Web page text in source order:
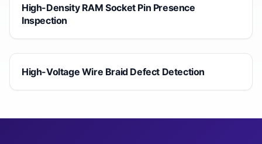
High-Density RAM Socket Pin Presence
Inspection
High-Voltage Wire Braid Defect Detection